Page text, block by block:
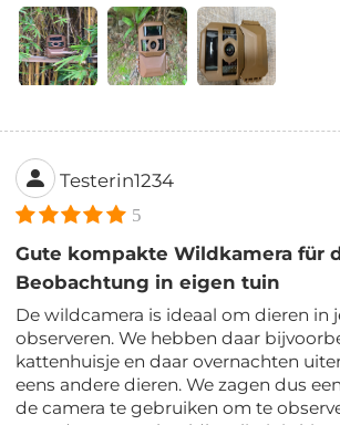
Testerin1234
5
Gute kompakte Wildkamera für
Beobachtung in eigen tuin
De wildcamera is ideaal om dieren in
observeren. We hebben daar
kattenhuisje en daar overnachten
eens andere dieren. We zagen dus
de camera te gebruiken om te